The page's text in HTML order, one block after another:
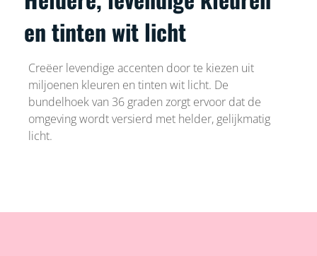
en tinten wit licht
Creëer levendige accenten door te kiezen uit
miljoenen kleuren en tinten wit licht. De
bundelhoek van 36 graden zorgt ervoor dat de
omgeving wordt versierd met helder, gelijkmatig
licht.